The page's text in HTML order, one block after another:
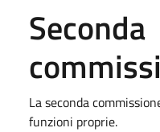
Seconda
La seconda
funzioni proprie.